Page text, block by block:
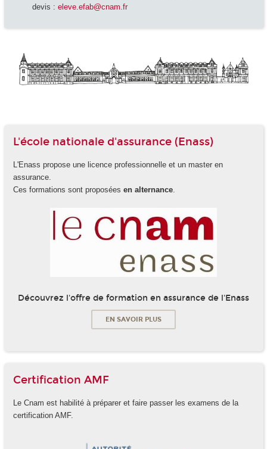
devis : eleve.efab@cnam.fr
L'école nationale d'assurance (Enass)
L'Enass propose une licence professionnelle et un master en
assurance.
Ces formations sont proposées en alternance.
Découvrez l'offre de formation en assurance de l'Enass
EN SAVOIR PLUS
Certification AMF
Le Cnam est habilité à préparer et faire passer les examens de la
certification AMF.